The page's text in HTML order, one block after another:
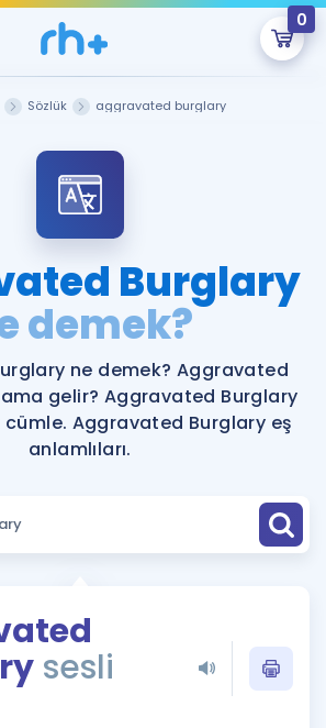
0
Şifremi Hatırlamıyorum
Şu An Boş.
sınava hazırlayacak onlarca eğitim seni
bekliyor!
İngilizce Gramer
Kariyer
Sözlük aggravated burglary
Burglary
demek?
ne demek? Aggravated
gelir? Aggravated Burglary
cümle. Aggravated Burglary eş
anlamlıları.
sesli